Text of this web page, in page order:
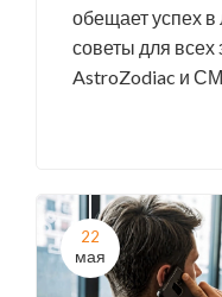
обещает успех
советы для всех
AstroZodiac и
22
мая